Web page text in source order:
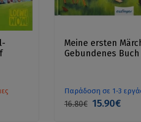
Meine ersten
Gebundenes Buch
Παράδοση σε 1-3
16.80€ 15.90€